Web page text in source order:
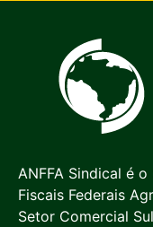
ANFFA Sindical é
Fiscais Federais
Setor Comercial